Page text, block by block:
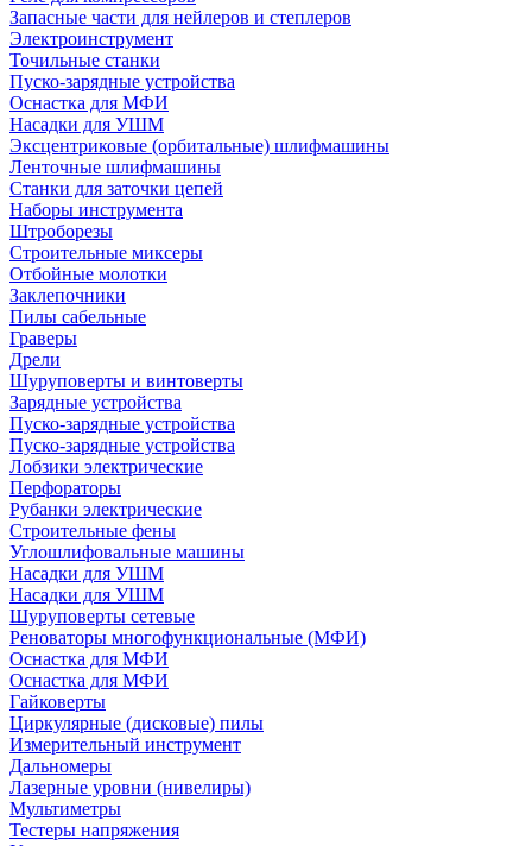
Запасные части для нейлеров и степлеров
Электроинструмент
Точильные станки
Пуско-зарядные устройства
Оснастка для МФИ
Насадки для УШМ
Эксцентриковые (орбитальные) шлифмашины
Ленточные шлифмашины
Станки для заточки цепей
Наборы инструмента
Штроборезы
Строительные миксеры
Отбойные молотки
Заклепочники
Пилы сабельные
Граверы
Дрели
Шуруповерты и винтоверты
Зарядные устройства
Пуско-зарядные устройства
Пуско-зарядные устройства
Лобзики электрические
Перфораторы
Рубанки электрические
Строительные фены
Углошлифовальные машины
Насадки для УШМ
Насадки для УШМ
Шуруповерты сетевые
Реноваторы многофункциональные (МФИ)
Оснастка для МФИ
Оснастка для МФИ
Гайковерты
Циркулярные (дисковые) пилы
Измерительный инструмент
Дальномеры
Лазерные уровни (нивелиры)
Мультиметры
Тестеры напряжения